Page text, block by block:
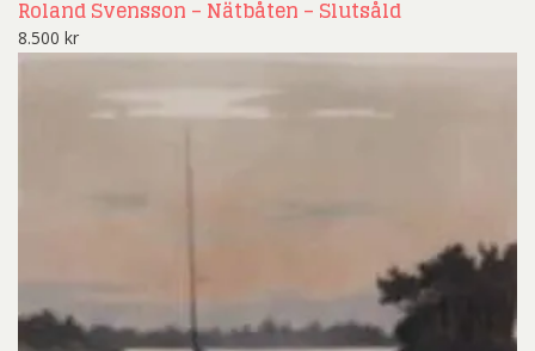
Roland Svensson – Nätbåten – Slutsåld
8.500 kr